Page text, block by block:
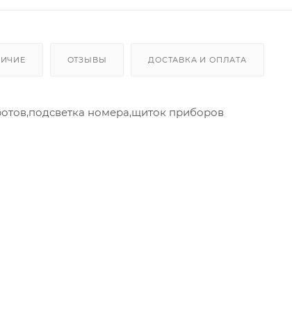
ОТЗЫВЫ ДОСТАВКА И ОПЛАТА
номера,щиток приборов